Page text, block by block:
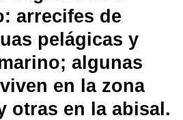
arrecifes de
pelágicas y
; algunas
en la zona
otras en la abisal .